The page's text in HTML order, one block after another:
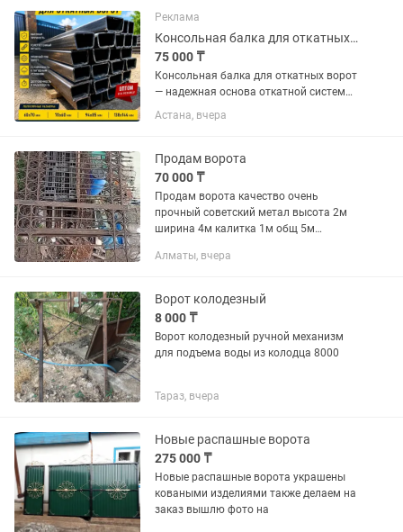
надежной и красивой защитой вашeгo
дома...
Реклама
Консольная балка для откатных ворот
75 000 ₸
Консольная балка для откатных ворот
— надежная основа откатной системы,
обеспечивающая плавное и
стабильное движение ворот.
устойчива к нагрузкам, деформации
и...
Астана, вчера
Продам ворота
70 000 ₸
Продам ворота качество очень
прочный советский метал высота 2м
ширина 4м калитка 1м общ 5м
смортфон в приоритете
Алматы, вчера
Ворот колодезный
8 000 ₸
Ворот колодезный ручной механизм
для подъема воды из колодца 8000
Тараз, вчера
Новые распашные ворота
275 000 ₸
Новые распашные ворота украшены
коваными изделиями также делаем на
заказ вышлю фото на